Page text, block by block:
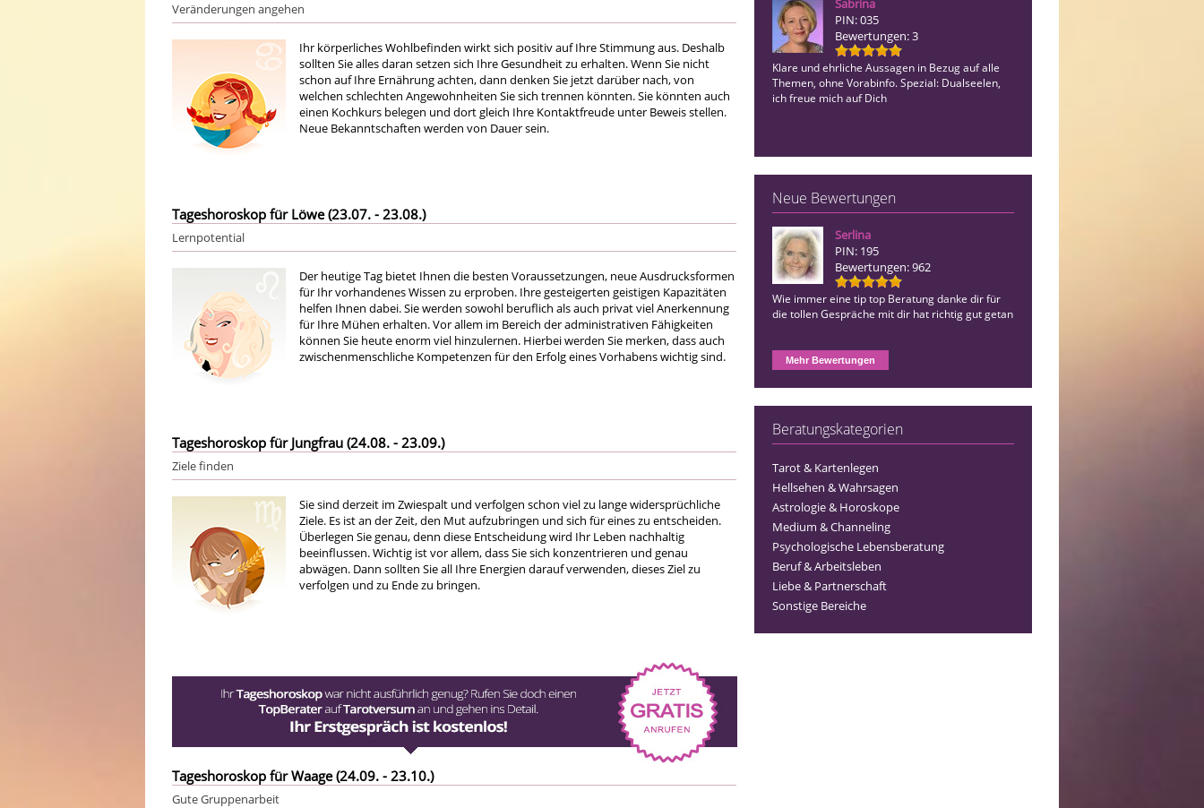
Sabrina
PIN: 035
Bewertungen: 3
Klare und ehrliche Aussagen in Bezug auf alle
Themen, ohne Vorabinfo. Spezial: Dualseelen,
ich freue mich auf Dich
Neue Bewertungen
Serlina
PIN: 195
Bewertungen: 962
Wie immer eine tip top Beratung danke dir für
die tollen Gespräche mit dir hat richtig gut getan
Mehr Bewertungen
Beratungskategorien
Tarot & Kartenlegen
Hellsehen & Wahrsagen
Astrologie & Horoskope
Medium & Channeling
Psychologische Lebensberatung
Beruf & Arbeitsleben
Liebe & Partnerschaft
Sonstige Bereiche
Veränderungen angehen
Ihr körperliches Wohlbefinden wirkt sich positiv auf Ihre Stimmung aus. Deshalb
sollten Sie alles daran setzen sich Ihre Gesundheit zu erhalten. Wenn Sie nicht
schon auf Ihre Ernährung achten, dann denken Sie jetzt darüber nach, von
welchen schlechten Angewohnheiten Sie sich trennen könnten. Sie könnten auch
einen Kochkurs belegen und dort gleich Ihre Kontaktfreude unter Beweis stellen.
Neue Bekanntschaften werden von Dauer sein.
Tageshoroskop für Löwe (23.07. - 23.08.)
Lernpotential
Der heutige Tag bietet Ihnen die besten Voraussetzungen, neue Ausdrucksformen
für Ihr vorhandenes Wissen zu erproben. Ihre gesteigerten geistigen Kapazitäten
helfen Ihnen dabei. Sie werden sowohl beruflich als auch privat viel Anerkennung
für Ihre Mühen erhalten. Vor allem im Bereich der administrativen Fähigkeiten
können Sie heute enorm viel hinzulernen. Hierbei werden Sie merken, dass auch
zwischenmenschliche Kompetenzen für den Erfolg eines Vorhabens wichtig sind.
Tageshoroskop für Jungfrau (24.08. - 23.09.)
Ziele finden
Sie sind derzeit im Zwiespalt und verfolgen schon viel zu lange widersprüchliche
Ziele. Es ist an der Zeit, den Mut aufzubringen und sich für eines zu entscheiden.
Überlegen Sie genau, denn diese Entscheidung wird Ihr Leben nachhaltig
beeinflussen. Wichtig ist vor allem, dass Sie sich konzentrieren und genau
abwägen. Dann sollten Sie all Ihre Energien darauf verwenden, dieses Ziel zu
verfolgen und zu Ende zu bringen.
Tageshoroskop für Waage (24.09. - 23.10.)
Gute Gruppenarbeit